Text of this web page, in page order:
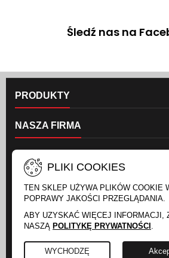
Śledź nas na
PRODUKTY
NASZA FIRMA
PLIKI COOKIES
TEN SKLEP UŻYWA PLIKÓW COOKIE
POPRAWY JAKOŚCI PRZEGLĄDANIA.
ABY UZYSKAĆ WIĘCEJ INFORMACJI,
NASZĄ POLITYKĘ PRYWATNOŚCI .
WYCHODZĘ
NEWSLETTER